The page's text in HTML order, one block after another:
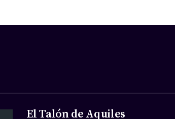
El Talón de Aquiles